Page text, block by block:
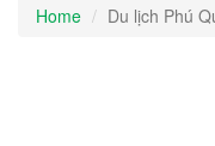
Home Du lịch Phú